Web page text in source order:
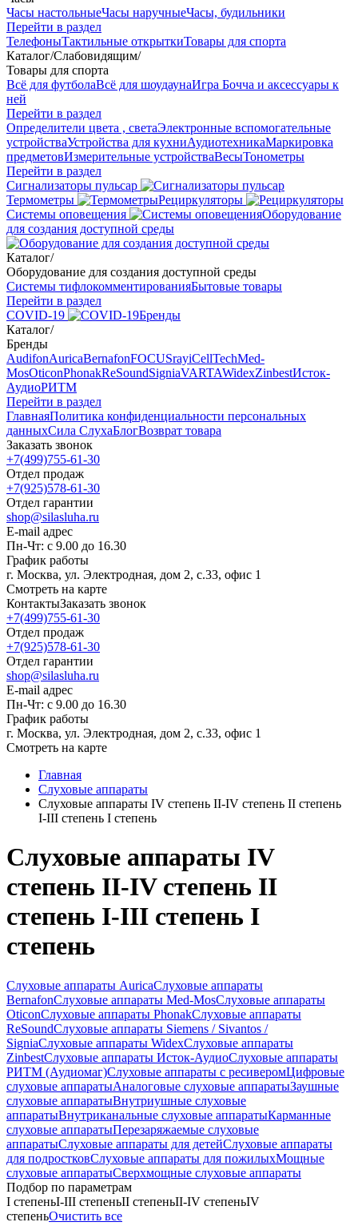
Часы настольныеЧасы наручныеЧасы, будильники
Перейти в раздел
ТелефоныТактильные открыткиТовары для спорта
Каталог/Слабовидящим/
Товары для спорта
Всё для футболаВсё для шоудаунаИгра Бочча и аксессуары к
ней
Перейти в раздел
Определители цвета , светаЭлектронные вспомогательные
устройстваУстройства для кухниАудиотехникаМаркировка
предметовИзмерительные устройстваВесыТонометры
Перейти в раздел
Сигнализаторы пульсар
Термометры
Рециркуляторы
Cистемы оповещения
Оборудование
для создания доступной среды
Каталог/
Оборудование для создания доступной среды
Системы тифлокомментированияБытовые товары
Перейти в раздел
COVID-19
Бренды
Каталог/
Бренды
AudifonAuricaBernafonFOCUSrayiCellTechMed-
MosOticonPhonakReSoundSigniaVARTAWidexZinbestИсток-
АудиоРИТМ
Перейти в раздел
ГлавнаяПолитика конфиденциальности персональных
данныхСила СлухаБлогВозврат товара
Заказать звонок
+7(499)755-61-30
Отдел продаж
+7(925)578-61-30
Отдел гарантии
shop@silasluha.ru
E-mail адрес
Пн-Чт: с 9.00 до 16.30
График работы
г. Москва, ул. Электродная, дом 2, с.33, офис 1
Смотреть на карте
КонтактыЗаказать звонок
+7(499)755-61-30
Отдел продаж
+7(925)578-61-30
Отдел гарантии
shop@silasluha.ru
E-mail адрес
Пн-Чт: с 9.00 до 16.30
График работы
г. Москва, ул. Электродная, дом 2, с.33, офис 1
Смотреть на карте
Главная
Слуховые аппараты
Слуховые аппараты IV степень II-IV степень II степень
I-III степень I степень
Слуховые аппараты IV
степень II-IV степень II
степень I-III степень I
степень
Слуховые аппараты AuricaСлуховые аппараты
BernafonСлуховые аппараты Med-MosСлуховые аппараты
OticonСлуховые аппараты PhonakСлуховые аппараты
ReSoundСлуховые аппараты Siemens / Sivantos /
SigniaСлуховые аппараты WidexСлуховые аппараты
ZinbestСлуховые аппараты Исток-АудиоСлуховые аппараты
РИТМ (Аудиомаг)Слуховые аппараты с ресиверомЦифровые
слуховые аппаратыАналоговые слуховые аппаратыЗаушные
слуховые аппаратыВнутриушные слуховые
аппаратыВнутриканальные слуховые аппаратыКарманные
слуховые аппаратыПерезаряжаемые слуховые
аппаратыСлуховые аппараты для детейСлуховые аппараты
для подростковСлуховые аппараты для пожилыхМощные
слуховые аппаратыСверхмощные слуховые аппараты
Подбор по параметрам
I степеньI-III степеньII степеньII-IV степеньIV
степеньОчистить все